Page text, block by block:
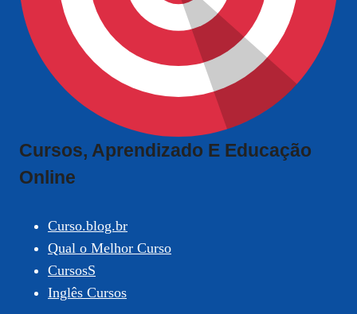
Cursos, Aprendizado E Educação
Online
Curso.blog.br
Qual o Melhor Curso
CursosS
Inglês Cursos